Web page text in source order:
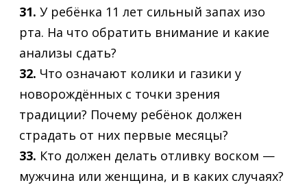
31. У ребёнка 11 лет сильный запах изо
рта. На что обратить внимание и какие
анализы сдать?
32. Что означают колики и газики у
новорождённых с точки зрения
традиции? Почему ребёнок должен
страдать от них первые месяцы?
33. Кто должен делать отливку воском —
мужчина или женщина, и в каких случаях?